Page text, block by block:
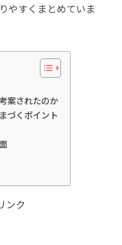
やすくまとめていま
案されたのか
づくポイント
ンク